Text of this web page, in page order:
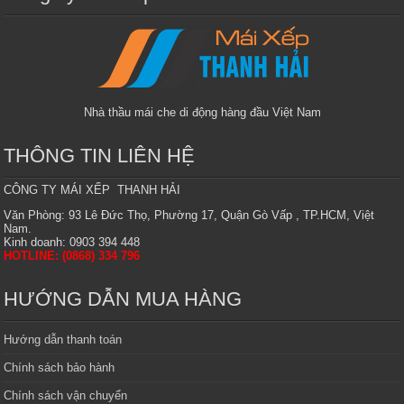
Nhà thầu mái che di động hàng đầu Việt Nam
THÔNG TIN LIÊN HỆ
CÔNG TY MÁI XẾP THANH HẢI
Văn Phòng: 93 Lê Đức Thọ, Phường 17, Quận Gò Vấp , TP.HCM, Việt
Nam.
Kinh doanh: 0903 394 448
HOTLINE: (0868) 334 796
HƯỚNG DẪN MUA HÀNG
Hướng dẫn thanh toán
Chính sách bảo hành
Chính sách vận chuyển